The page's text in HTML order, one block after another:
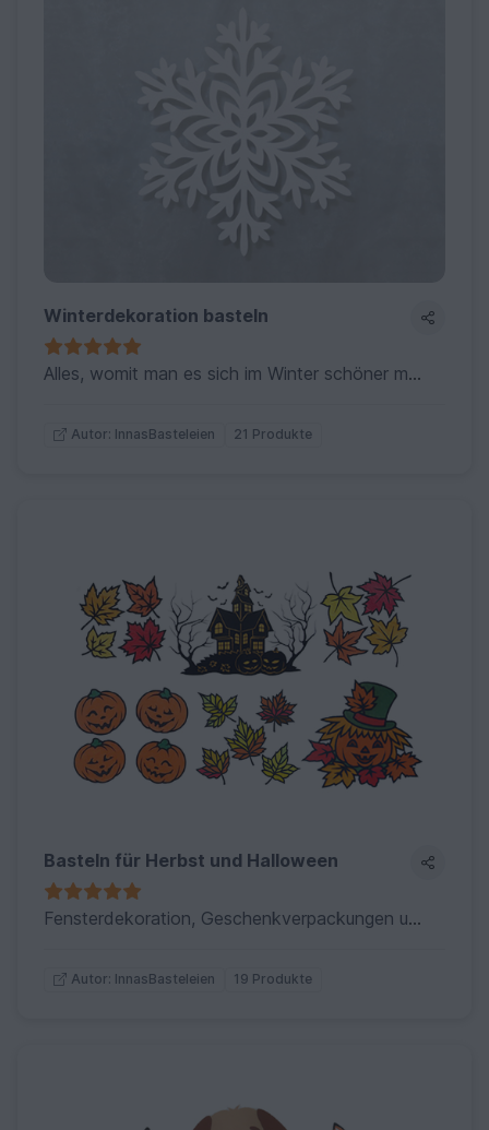
Winterdekoration basteln
Alles, womit man es sich im Winter schöner machen kann: Schneeflocken, Teelichthalter, Fensterbilder und dergleichen mehr.
Autor: InnasBasteleien 21 Produkte
Basteln für Herbst und Halloween
Fensterdekoration, Geschenkverpackungen und Karten für Herbst und Halloween
Autor: InnasBasteleien 19 Produkte